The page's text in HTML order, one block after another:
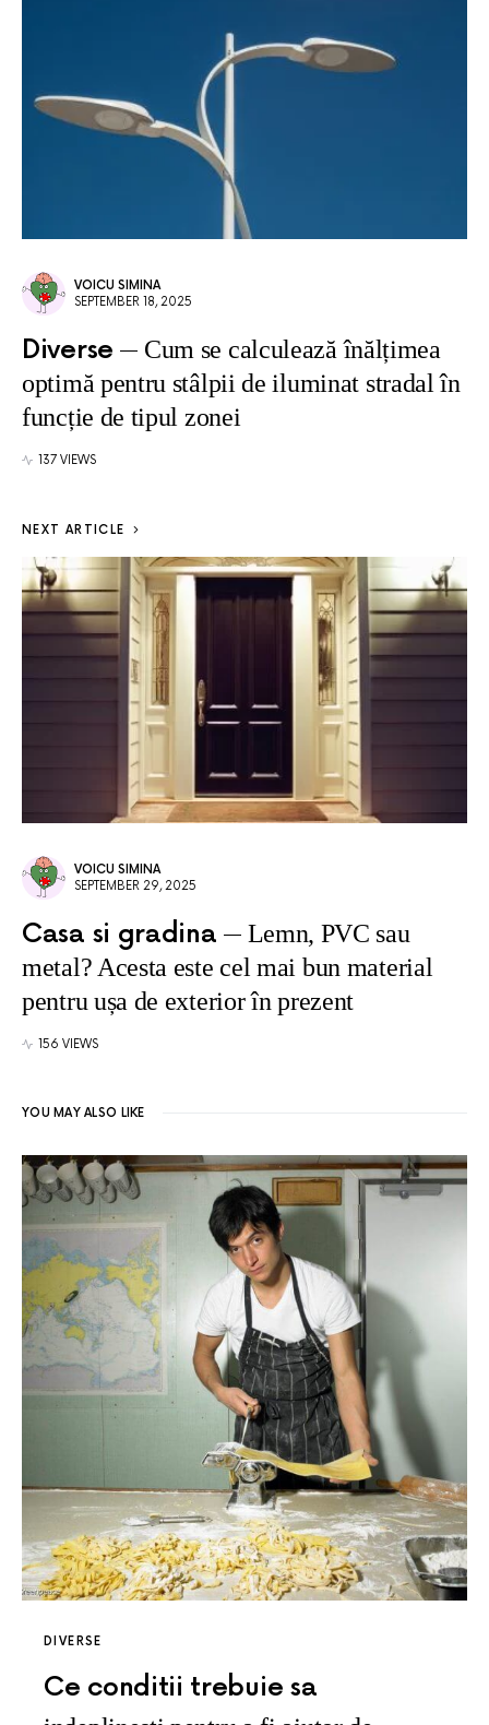
VOICU SIMINA
SEPTEMBER 18, 2025
Diverse
Cum se calculează înălțimea
optimă pentru stâlpii de iluminat stradal în
funcție de tipul zonei
137 VIEWS
NEXT ARTICLE
VOICU SIMINA
SEPTEMBER 29, 2025
Casa si gradina
Lemn, PVC sau
metal? Acesta este cel mai bun material
pentru ușa de exterior în prezent
156 VIEWS
YOU MAY ALSO LIKE
DIVERSE
Ce conditii trebuie sa